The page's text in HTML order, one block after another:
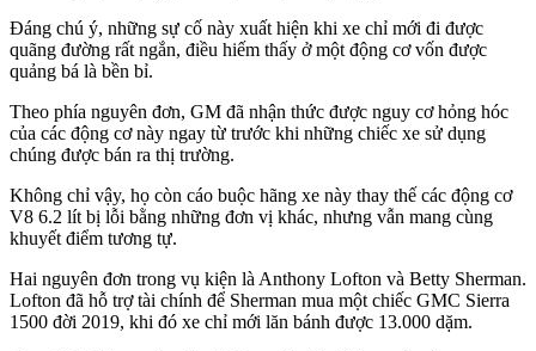
Đáng chú ý, những sự cố này xuất hiện khi xe chỉ mới đi được
quãng đường rất ngắn, điều hiếm thấy ở một động cơ vốn được
quảng bá là bền bỉ.
Theo phía nguyên đơn, GM đã nhận thức được nguy cơ hỏng hóc
của các động cơ này ngay từ trước khi những chiếc xe sử dụng
chúng được bán ra thị trường.
Không chỉ vậy, họ còn cáo buộc hãng xe này thay thế các động cơ
V8 6.2 lít bị lỗi bằng những đơn vị khác, nhưng vẫn mang cùng
khuyết điểm tương tự.
Hai nguyên đơn trong vụ kiện là Anthony Lofton và Betty Sherman.
Lofton đã hỗ trợ tài chính để Sherman mua một chiếc GMC Sierra
1500 đời 2019, khi đó xe chỉ mới lăn bánh được 13.000 dặm.